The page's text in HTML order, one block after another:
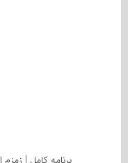
برنامه کامل | زمزم احکام |